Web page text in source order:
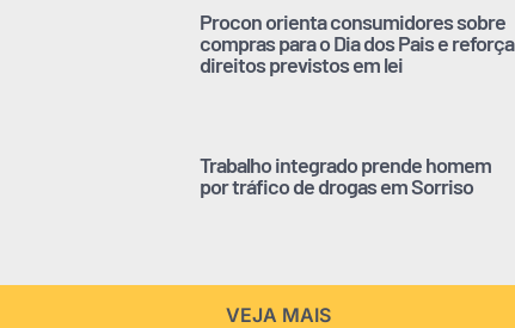
Procon orienta consumidores sobre
compras para o Dia dos Pais e reforça
direitos previstos em lei
Trabalho integrado prende homem
por tráfico de drogas em Sorriso
VEJA MAIS